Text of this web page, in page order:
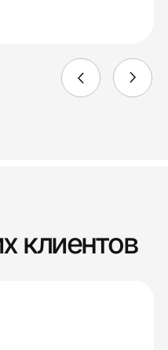
клиентов